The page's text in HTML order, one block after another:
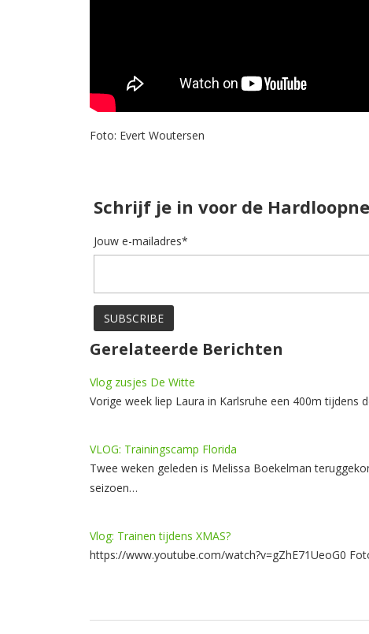
Foto: Evert Woutersen
Schrijf je in voor de
Jouw e-mailadres*
Gerelateerde Berichten
Vlog zusjes De Witte
Vorige week liep Laura in Karlsruhe een 400m tijdens
VLOG: Trainingscamp Florida
Twee weken geleden is Melissa Boekelman
seizoen…
Vlog: Trainen tijdens XMAS?
https://www.youtube.com/watch?v=gZhE71UeoG0